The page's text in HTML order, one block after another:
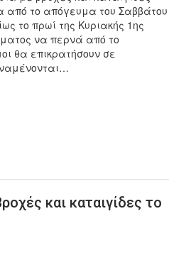
από το απόγευμα του Σαββάτου
το πρωί της Κυριακής 1ης
να περνά από το
θα επικρατήσουν σε
και καταιγίδες το